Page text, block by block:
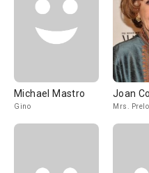
Michael Mastro
Gino
Joan
Mrs.